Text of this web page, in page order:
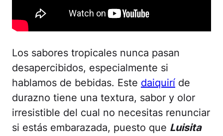
Los sabores tropicales nunca pasan
desapercibidos, especialmente si
hablamos de bebidas. Este daiquirí de
durazno tiene una textura, sabor y olor
irresistible del cual no necesitas renunciar
si estás embarazada, puesto que Luisita